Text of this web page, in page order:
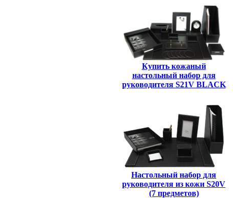
Купить кожаный
настольный набор для
руководителя S21V BLACK
Настольный набор для
руководителя из кожи S20V
(7 предметов)